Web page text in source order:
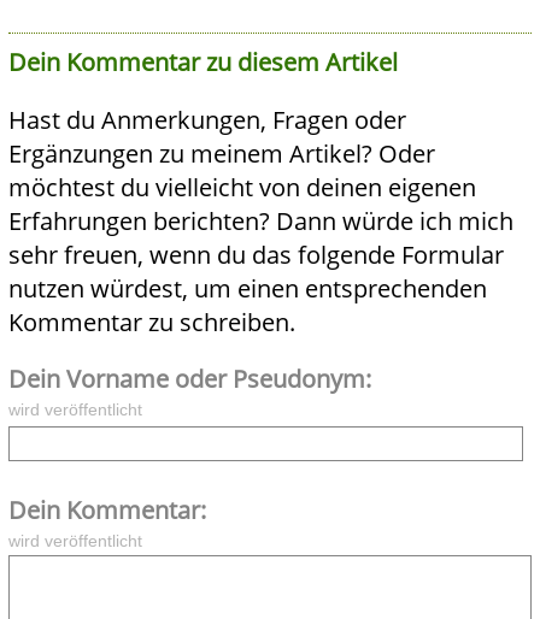
Dein Kommentar zu diesem Artikel
Hast du Anmerkungen, Fragen oder
Ergänzungen zu meinem Artikel? Oder
möchtest du vielleicht von deinen eigenen
Erfahrungen berichten? Dann würde ich mich
sehr freuen, wenn du das folgende Formular
nutzen würdest, um einen entsprechenden
Kommentar zu schreiben.
Dein Vorname oder Pseudonym:
wird veröffentlicht
Dein Kommentar:
wird veröffentlicht